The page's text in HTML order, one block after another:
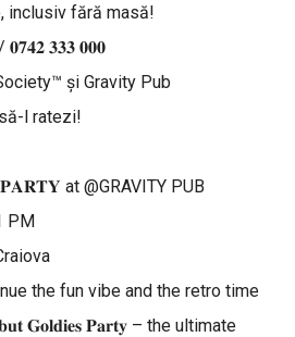
inclusiv fără masă!
𝟎𝟕𝟒𝟐 𝟑𝟑𝟑 𝟎𝟎𝟎
și Gravity Pub
l ratezi!
at @GRAVITY PUB
PM
the fun vibe and the retro time
𝐆𝐨𝐥𝐝𝐢𝐞𝐬 𝐏𝐚𝐫𝐭𝐲 – the ultimate